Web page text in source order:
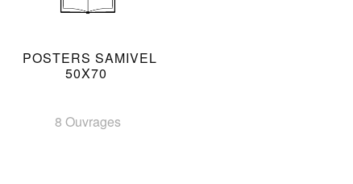
POSTERS SAMIVEL
50X70
8 Ouvrages